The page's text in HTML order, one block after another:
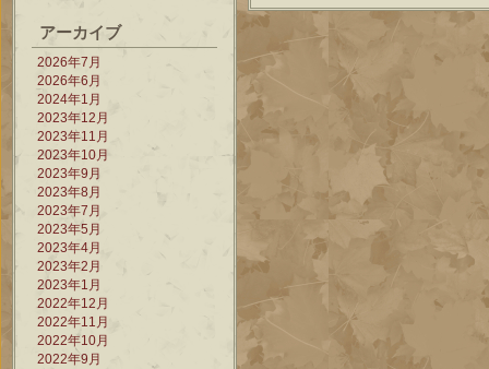
アーカイブ
2026年7月
2026年6月
2024年1月
2023年12月
2023年11月
2023年10月
2023年9月
2023年8月
2023年7月
2023年5月
2023年4月
2023年2月
2023年1月
2022年12月
2022年11月
2022年10月
2022年9月